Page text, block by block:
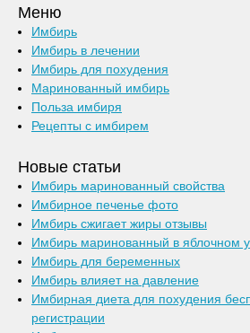
Меню
Имбирь
Имбирь в лечении
Имбирь для похудения
Маринованный имбирь
Польза имбиря
Рецепты с имбирем
Новые статьи
Имбирь маринованный свойства
Имбирное печенье фото
Имбирь сжигает жиры отзывы
Имбирь маринованный в яблочном
Имбирь для беременных
Имбирь влияет на давление
Имбирная диета для похудения
регистрации